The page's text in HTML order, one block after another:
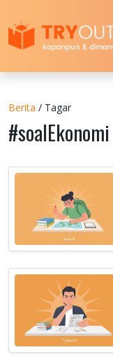
Berita / Tagar
#soalEkonomi